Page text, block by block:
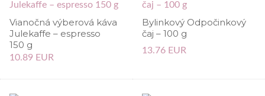
Vianočná výberová káva
Julekaffe – espresso
150 g
10.89 EUR
Bylinkový Odpočinkový
čaj – 100 g
13.76 EUR